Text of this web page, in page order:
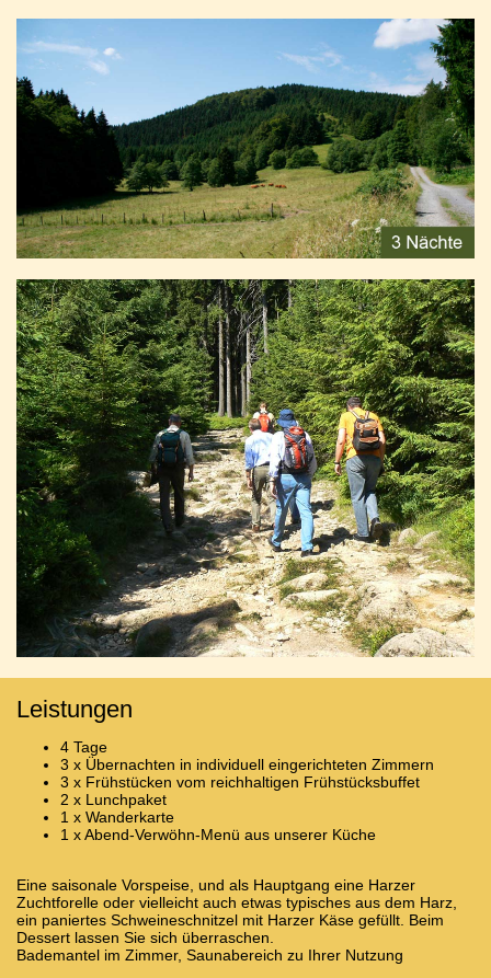
Leistungen
4 Tage
3 x Übernachten in individuell eingerichteten Zimmern
3 x Frühstücken vom reichhaltigen Frühstücksbuffet
2 x Lunchpaket
1 x Wanderkarte
1 x Abend-Verwöhn-Menü aus unserer Küche
Eine saisonale Vorspeise, und als Hauptgang eine Harzer
Zuchtforelle oder vielleicht auch etwas typisches aus dem Harz,
ein paniertes Schweineschnitzel mit Harzer Käse gefüllt. Beim
Dessert lassen Sie sich überraschen.
Bademantel im Zimmer, Saunabereich zu Ihrer Nutzung